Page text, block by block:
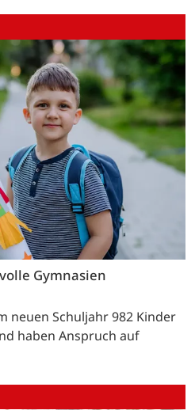
Gymnasien
neuen Schuljahr 982 Kinder
haben Anspruch auf